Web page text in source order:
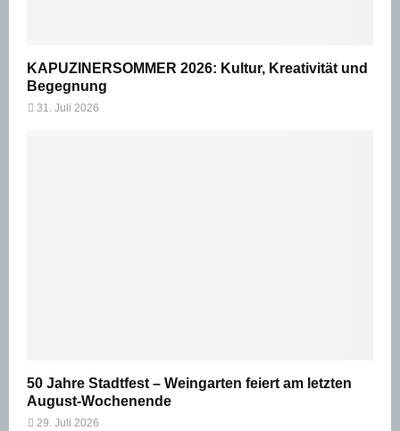
KAPUZINERSOMMER 2026: Kultur, Kreativität und
Begegnung
31. Juli 2026
50 Jahre Stadtfest – Weingarten feiert am letzten
August-Wochenende
29. Juli 2026